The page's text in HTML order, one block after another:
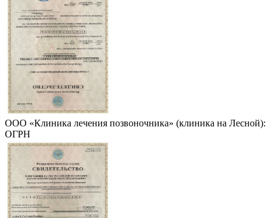
ООО «Клиника лечения позвоночника» (клиника на Лесной):
ОГРН